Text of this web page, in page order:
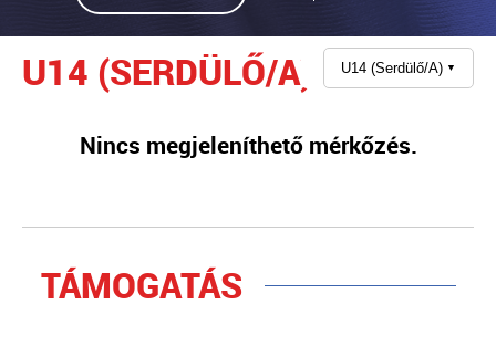
U14 (SERDÜLŐ/A) U14 (Serdülő/A) ▼
Nincs megjeleníthető mérkőzés.
TÁMOGATÁS